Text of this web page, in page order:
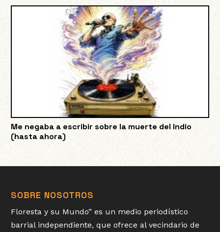
Me negaba a escribir sobre la muerte del Indio
(hasta ahora)
SOBRE NOSOTROS
Floresta y su Mundo” es un medio periodístico
barrial independiente, que ofrece al vecindario de